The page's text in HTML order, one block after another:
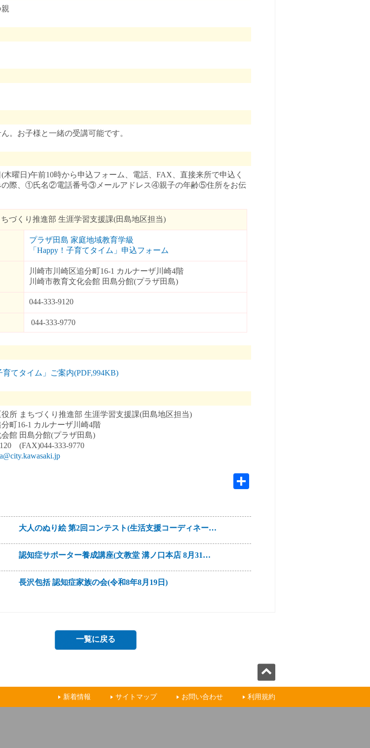
。お子様と一緒の受講可能です。
木曜日)午前10時から申込フォーム、電話、FAX、直接来所で申込く
の際、①氏名②電話番号③メールアドレス④親子の年齢⑤住所をお伝
づくり推進部 生涯学習支援課(田島地区担当)
プラザ田島 家庭地域教育学級
「Happy！子育てタイム」申込フォーム
川崎市川崎区追分町16-1 カルナーザ川崎4階
川崎市教育文化会館 田島分館(プラザ田島)
044-333-9120
044-333-9770
育てタイム」ご案内(PDF,994KB)
所 まちづくり推進部 生涯学習支援課(田島地区担当)
町16-1 カルナーザ川崎4階
館 田島分館(プラザ田島)
(FAX)044-333-9770
大人のぬり絵 第2回コンテスト(生活支援コーディネー…
認知症サポーター養成講座(文教堂 溝ノ口本店 8月31…
長沢包括 認知症家族の会(令和8年8月19日)
オンライン講演会「アトピー性皮膚炎の最新知識～子…
一覧に戻る
利用規約
お問い合わせ
サイトマップ
新着情報